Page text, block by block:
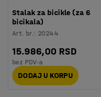
Stalak za bicikle (za 6
bicikala)
Art. br.: 20244
15.986,00 RSD
bez PDV-a
DODAJ U KORPU